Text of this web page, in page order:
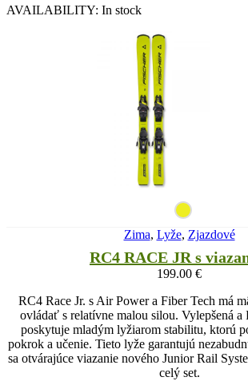
AVAILABILITY: In stock
Zima, Lyže, Zjazdové
RC4 RACE JR s
199.00 €
RC4 Race Jr. s Air Power a Fiber Tech má
ovládať s relatívne malou silou. Vylepšená a
poskytuje mladým lyžiarom stabilitu, ktorú
pokrok a učenie. Tieto lyže garantujú
sa otvárajúce viazanie nového Junior Rail
celý set.